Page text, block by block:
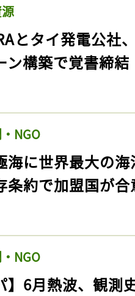
とタイ発電公社
ン構築で覚書締結
NGO
海に世界最大の
条約で加盟国が合
NGO
】6月熱波、観